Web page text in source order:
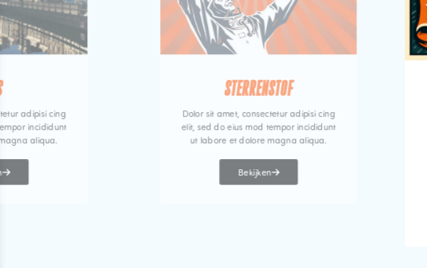
adipisi cing
incididunt
aliqua.
STERRENSTOF
Dolor sit amet, consectetur adipisi cing
elit, sed do eius mod tempor incididunt
ut labore et dolore magna aliqua.
Bekijken